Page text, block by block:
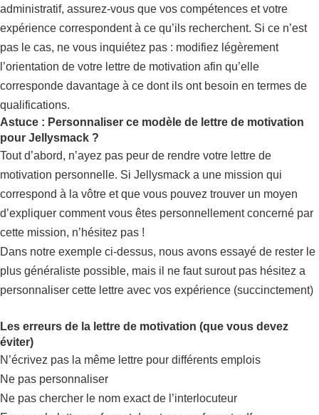
administratif, assurez-vous que vos compétences et votre
expérience correspondent à ce qu’ils recherchent. Si ce n’est
pas le cas, ne vous inquiétez pas : modifiez légèrement
l’orientation de votre lettre de motivation afin qu’elle
corresponde davantage à ce dont ils ont besoin en termes de
qualifications.
Astuce : Personnaliser ce modèle de lettre de motivation
pour Jellysmack ?
Tout d’abord, n’ayez pas peur de rendre votre lettre de
motivation personnelle. Si Jellysmack a une mission qui
correspond à la vôtre et que vous pouvez trouver un moyen
d’expliquer comment vous êtes personnellement concerné par
cette mission, n’hésitez pas !
Dans notre exemple ci-dessus, nous avons essayé de rester le
plus généraliste possible, mais il ne faut surout pas hésitez a
personnaliser cette lettre avec vos expérience (succinctement)
Les erreurs de la lettre de motivation (que vous devez
éviter)
N’écrivez pas la même lettre pour différents emplois
Ne pas personnaliser
Ne pas chercher le nom exact de l’interlocuteur